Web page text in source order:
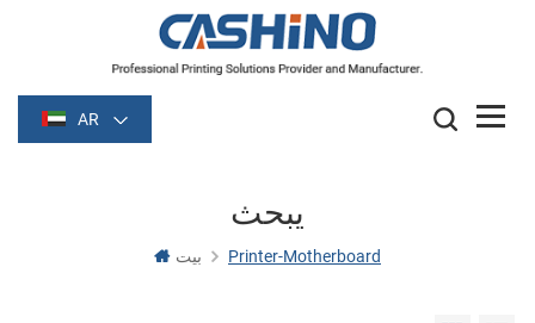
AR
يبحث
بيت Printer-Motherboard